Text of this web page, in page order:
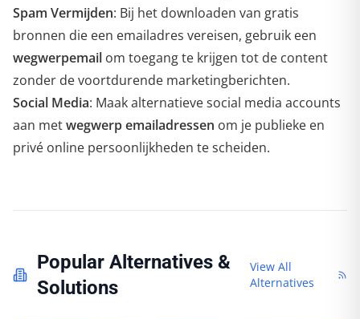
Spam Vermijden: Bij het downloaden van gratis
bronnen die een emailadres vereisen, gebruik een
wegwerpemail om toegang te krijgen tot de content
zonder de voortdurende marketingberichten.
Social Media: Maak alternatieve social media accounts
aan metwegwerp emailadressen om je publieke en
privé online persoonlijkheden te scheiden.
Popular Alternatives &
Solutions
View All
Alternatives